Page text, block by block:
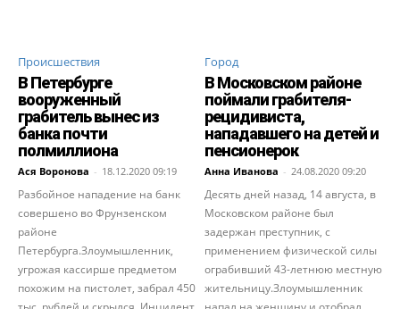
Происшествия
В Петербурге
вооруженный
грабитель вынес из
банка почти
полмиллиона
Ася Воронова - 18.12.2020 09:19
Разбойное нападение на банк
совершено во Фрунзенском
районе
Петербурга.Злоумышленник,
угрожая кассирше предметом
похожим на пистолет, забрал 450
Город
В Московском районе
поймали грабителя-
рецидивиста,
нападавшего на детей и
пенсионерок
Анна Иванова - 24.08.2020 09:20
Десять дней назад, 14 августа, в
Московском районе был
задержан преступник, с
применением физической силы
ограбивший 43-летнюю местную
жительницу.Злоумышленник